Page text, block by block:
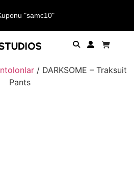
"samc10"
/ DARKSOME – Traksuit
Pants